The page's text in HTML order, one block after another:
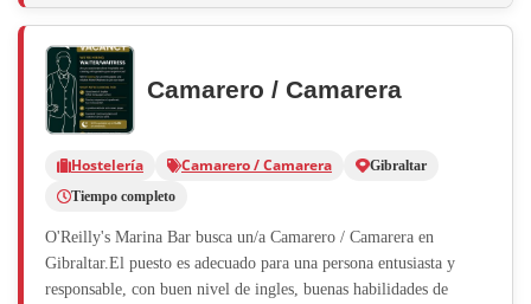
Camarero / Camarera
Hostelería Camarero / Camarera
Gibraltar
Tiempo completo
O'Reilly's Marina Bar busca un/a Camarero / Camarera en
Gibraltar.El puesto es adecuado para una persona entusiasta y
responsable, con buen nivel de ingles, buenas habilidades de